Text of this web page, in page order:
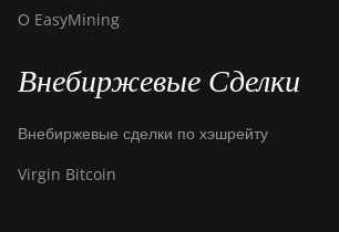
О EasyMining
Внебиржевые Сделки
Внебиржевые сделки по хэшрейту
Virgin Bitcoin